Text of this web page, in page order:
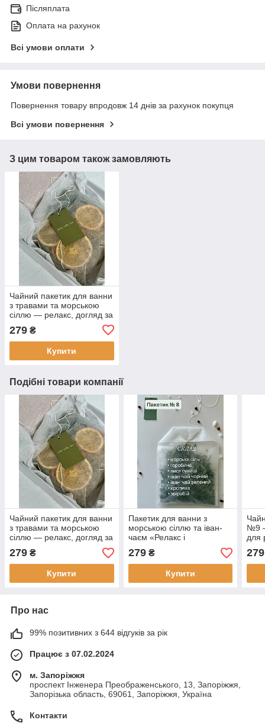
Післяплата
Оплата на рахунок
Всі умови оплати
Умови повернення
Повернення товару впродовж 14 днів за рахунок покупця
Всі умови повернення
З цим товаром також замовляють
Чайний пакетик для ванни
з травами та морською
сіллю — релакс, догляд за
279 ₴
Купити
Подібні товари компанії
Чайний пакетик для ванни
з травами та морською
сіллю — релакс, догляд за
шкірою
279 ₴
Купити
Пакетик для ванни з
морською сіллю та іван-
чаєм «Релакс і
відновлення»
279₴
Купити
№9
для
279
Про нас
99% позитивних з 644 відгуків за рік
Працює з 07.02.2024
м. Запоріжжя
проспект Інженера Преображенського, 13, Запоріжжя,
Запорізька область, 69061, Запоріжжя, Україна
Контакти